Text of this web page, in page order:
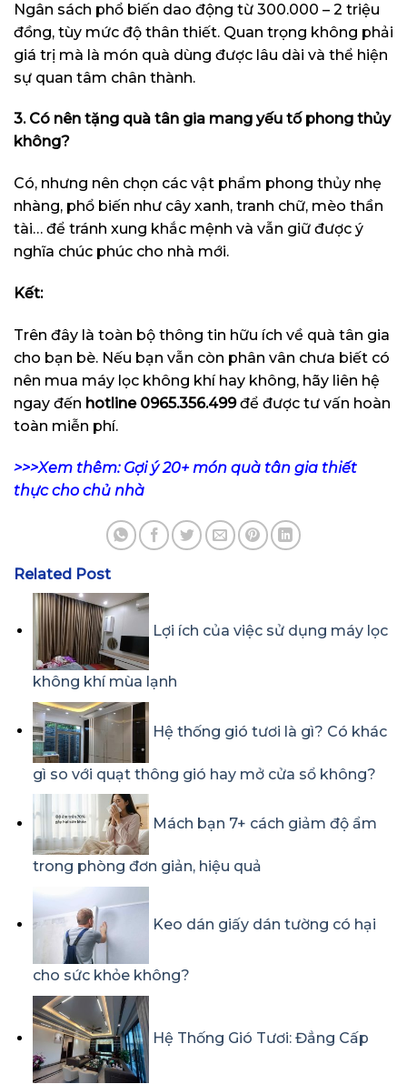
Ngân sách phổ biến dao động từ 300.000 – 2 triệu
đồng, tùy mức độ thân thiết. Quan trọng không phải
giá trị mà là món quà dùng được lâu dài và thể hiện
sự quan tâm chân thành.
3. Có nên tặng quà tân gia mang yếu tố phong thủy
không?
Có, nhưng nên chọn các vật phẩm phong thủy nhẹ
nhàng, phổ biến như cây xanh, tranh chữ, mèo thần
tài… để tránh xung khắc mệnh và vẫn giữ được ý
nghĩa chúc phúc cho nhà mới.
Kết:
Trên đây là toàn bộ thông tin hữu ích về quà tân gia
cho bạn bè. Nếu bạn vẫn còn phân vân chưa biết có
nên mua máy lọc không khí hay không, hãy liên hệ
ngay đến hotline 0965.356.499để được tư vấn hoàn
toàn miễn phí.
>>>Xem thêm: Gợi ý 20+ món quà tân gia thiết
thực cho chủ nhà
Related Post
Lợi ích của việc sử dụng máy lọc
không khí mùa lạnh
Hệ thống gió tươi là gì? Có khác
gì so với quạt thông gió hay mở cửa sổ không?
Mách bạn 7+ cách giảm độ ẩm
trong phòng đơn giản, hiệu quả
Keo dán giấy dán tường có hại
cho sức khỏe không?
Hệ Thống Gió Tươi: Đẳng Cấp